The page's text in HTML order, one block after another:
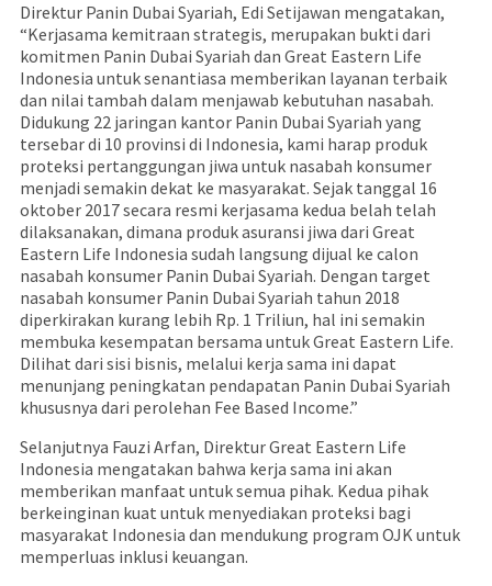
Direktur Panin Dubai Syariah, Edi Setijawan mengatakan,
“Kerjasama kemitraan strategis, merupakan bukti dari
komitmen Panin Dubai Syariah dan Great Eastern Life
Indonesia untuk senantiasa memberikan layanan terbaik
dan nilai tambah dalam menjawab kebutuhan nasabah.
Didukung 22 jaringan kantor Panin Dubai Syariah yang
tersebar di 10 provinsi di Indonesia, kami harap produk
proteksi pertanggungan jiwa untuk nasabah konsumer
menjadi semakin dekat ke masyarakat. Sejak tanggal 16
oktober 2017 secara resmi kerjasama kedua belah telah
dilaksanakan, dimana produk asuransi jiwa dari Great
Eastern Life Indonesia sudah langsung dijual ke calon
nasabah konsumer Panin Dubai Syariah. Dengan target
nasabah konsumer Panin Dubai Syariah tahun 2018
diperkirakan kurang lebih Rp. 1 Triliun, hal ini semakin
membuka kesempatan bersama untuk Great Eastern Life.
Dilihat dari sisi bisnis, melalui kerja sama ini dapat
menunjang peningkatan pendapatan Panin Dubai Syariah
khususnya dari perolehan Fee Based Income.”
Selanjutnya Fauzi Arfan, Direktur Great Eastern Life
Indonesia mengatakan bahwa kerja sama ini akan
memberikan manfaat untuk semua pihak. Kedua pihak
berkeinginan kuat untuk menyediakan proteksi bagi
masyarakat Indonesia dan mendukung program OJK untuk
memperluas inklusi keuangan.